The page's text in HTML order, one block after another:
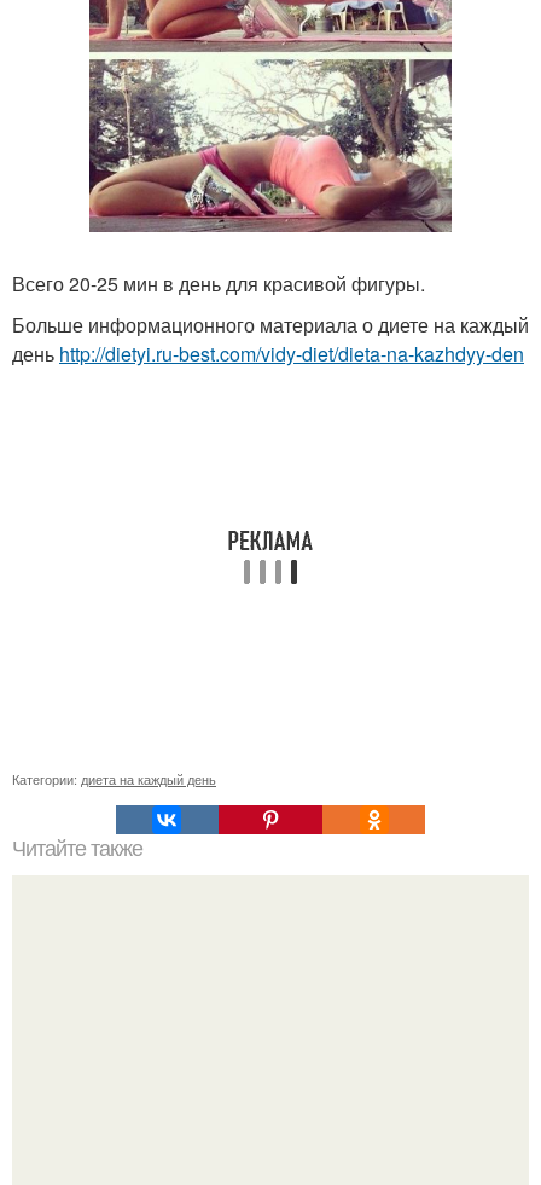
Всего 20-25 мин в день для красивой фигуры.
Больше информационного материала о диете на каждый
день http://dietyi.ru-best.com/vidy-diet/dieta-na-kazhdyy-den
Категории: диета на каждый день
Читайте также